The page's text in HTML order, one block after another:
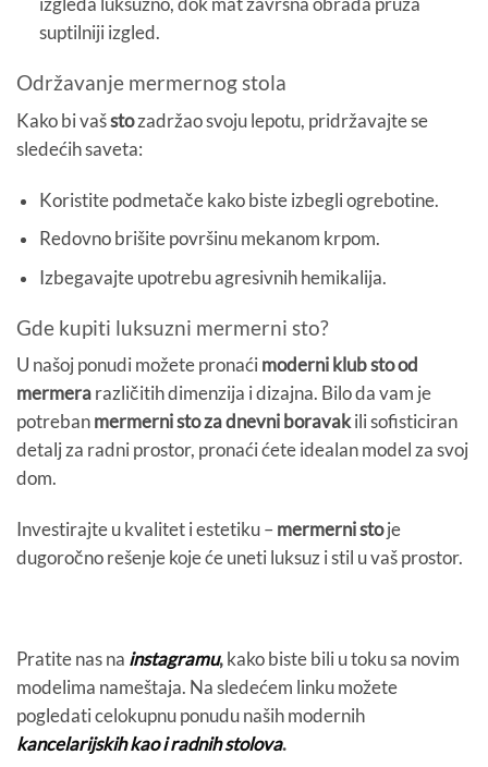
suptilniji izgled.
Održavanje mermernog stola
Kako bi vašstozadržao svoju lepotu, pridržavajte se
sledećih saveta:
Koristite podmetače kako biste izbegli ogrebotine.
Redovno brišite površinu mekanom krpom.
Izbegavajte upotrebu agresivnih hemikalija.
Gde kupiti luksuzni mermerni sto?
U našoj ponudi možete pronaćimoderni klub sto od
mermerarazličitih dimenzija i dizajna. Bilo da vam je
potrebanmermerni sto za dnevni boravakili sofisticiran
detalj za radni prostor, pronaći ćete idealan model za svoj
dom.
Investirajte u kvalitet i estetiku – mermerni stoje
dugoročno rešenje koje će uneti luksuz i stil u vaš prostor.
Pratite nas na instagramu,kako biste bili u toku sa novim
modelima nameštaja. Na sledećem linku možete
pogledati celokupnu ponudu naših modernih
kancelarijskih kao i radnihstolova.